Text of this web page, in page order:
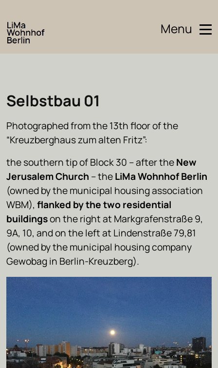
Menu
Selbstbau 01
Photographed from the 13th floor of the
“Kreuzberghaus zum alten Fritz”:
the southern tip of Block 30 – after theNew
Jerusalem Church – theLiMa Wohnhof Berlin
(owned by the municipal housing association
WBM),flanked by the two residential
buildingson the right at Markgrafenstraße 9,
9A, 10, and on the left at Lindenstraße 79,81
(owned by the municipal housing company
Gewobag in Berlin-Kreuzberg).